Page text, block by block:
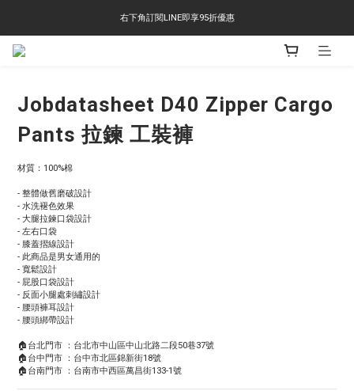
右下角訂閱LINE即享95折優惠
右下角訂閱LINE即享95折優惠
TS-2618 涼感短T 多版型選擇,涼感優惠 單件390 兩件750 三件1000 十件3000
Jobdatasheet D40 Zipper Cargo
Pants 拉鍊 工裝褲
材質：100%棉
- 整體做舊磨破設計
- 水洗褪色效果
- 大腿拉鍊口袋設計
- 左右口袋
- 膝蓋摺線設計
- 此商品是男女通用的
- 寬鬆設計
- 屁股口袋設計
- 反面小腿處刺繡設計
- 腰頭褲耳設計
- 腰頭綁帶設計
🏠台北門市 ：台北市中山區中山北路二段50巷37號
🏠台中門市 ：台中市北區錦新街18號
🏠台南門市 ：台南市中西區萬昌街133-1號